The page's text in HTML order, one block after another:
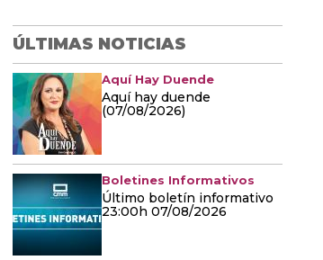
ÚLTIMAS NOTICIAS
Aquí Hay Duende
Aquí hay duende
(07/08/2026)
Boletines Informativos
Último boletín informativo
23:00h 07/08/2026